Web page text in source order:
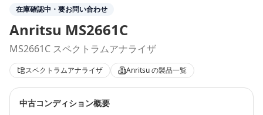
在庫確認中・要お問い合わせ
Anritsu MS2661C
MS2661C スペクトラムアナライザ
スペクトラムアナライザ Anritsuの製品一覧
中古コンディション概要